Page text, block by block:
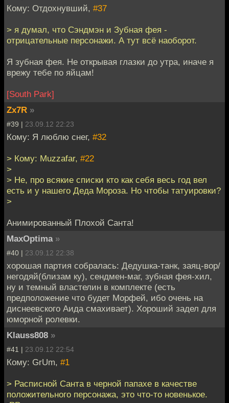
Кому: Отдохнувший, #37
> я думал, что Сэндмэн и Зубная фея -
отрицательные персонажи. А тут всё наоборот.
Я зубная фея. Не открывая глазки до утра, иначе я
врежу тебе по яйцам!
[South Park]
Zx7R »
#39 | 23.09.12 22:23
Кому: Я люблю снег, #32
> Кому: Muzzafar, #22
>
> Не, про всякие списки кто как себя весь год вел
есть и у нашего Деда Мороза. Но чтобы татуировки?
>
Анимированный Плохой Санта!
MaxOptima »
#40 | 23.09.12 22:38
хорошая партия собралась: Дедушка-танк, заяц-вор/
негодяй(близам ку), сендмен-маг, зубная фея-хил,
ну и темный властелин в комплекте (есть
предположение что будет Морфей, ибо очень на
диснеевского Аида смахивает). Хороший задел для
юморной ролевки.
Klauss808 »
#41 | 23.09.12 22:54
Кому: GrUm, #1
> Расписной Санта в черной папахе в качестве
положительного персонажа, это что-то новенькое.